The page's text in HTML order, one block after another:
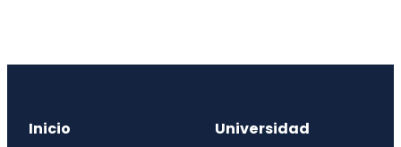
Inicio Universidad